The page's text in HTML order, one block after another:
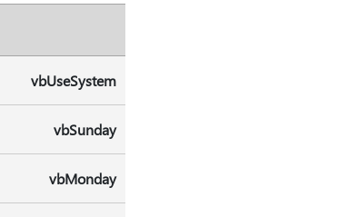
vbUseSystem
vbSunday
vbMonday